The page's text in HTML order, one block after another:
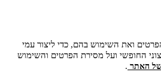
ואת השימוש בהם, כדי ליצור עמי
החופשי ועל מסירת הפרטים והשימוש
של האתר .